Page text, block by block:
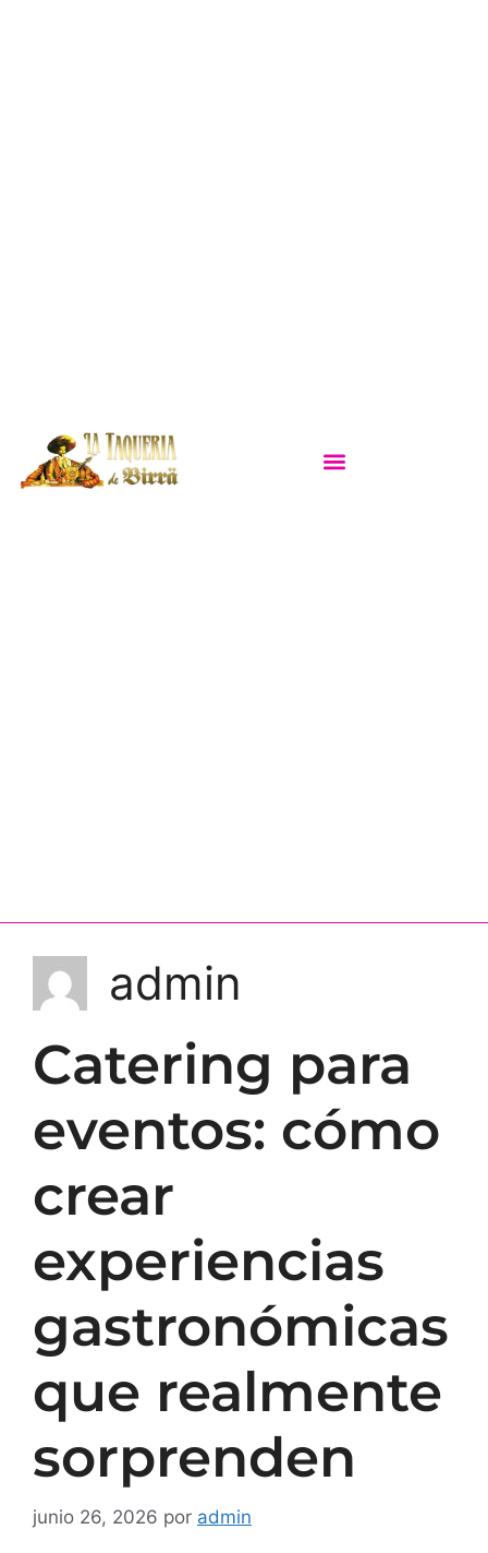
admin
Catering para
eventos: cómo
crear
experiencias
gastronómicas
que realmente
sorprenden
junio 26, 2026 por admin